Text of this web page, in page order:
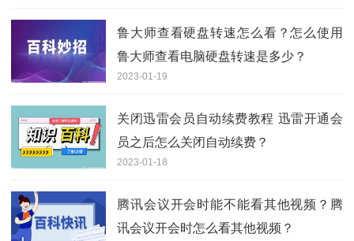
鲁大师查看硬盘转速怎么看？怎么使用
鲁大师查看电脑硬盘转速是多少？
2023-01-19
关闭迅雷会员自动续费教程 迅雷开通会
员之后怎么关闭自动续费？
2023-01-18
腾讯会议开会时能不能看其他视频？腾
讯会议开会时怎么看其他视频？